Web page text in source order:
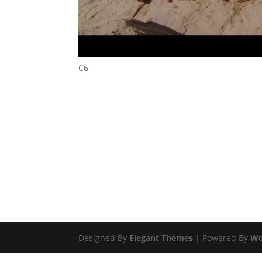
C6
Designed By Elegant Themes | Powered By